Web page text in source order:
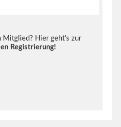
Mitglied? Hier geht's zur
Registrierung!